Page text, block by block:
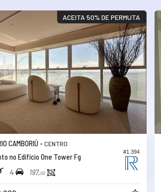
ACEITA 50% DE PERMUTA
#1.394
CAMBORIÚ -CENTRO
no Edifício One Tower Fg
4 197,00